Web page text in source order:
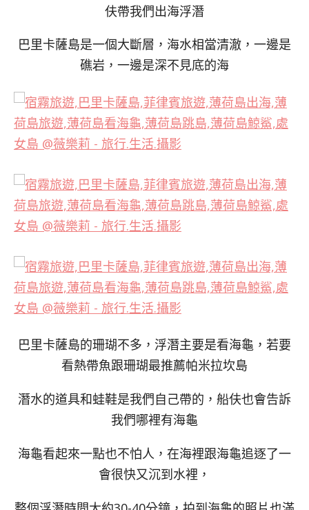
伕帶我們出海浮潛
巴里卡薩島是一個大斷層，海水相當清澈，一邊是
礁岩，一邊是深不見底的海
巴里卡薩島的珊瑚不多，浮潛主要是看海龜，若要
看熱帶魚跟珊瑚最推薦帕米拉坎島
潛水的道具和蛙鞋是我們自己帶的，船伕也會告訴
我們哪裡有海龜
海龜看起來一點也不怕人，在海裡跟海龜追逐了一
會很快又沉到水裡，